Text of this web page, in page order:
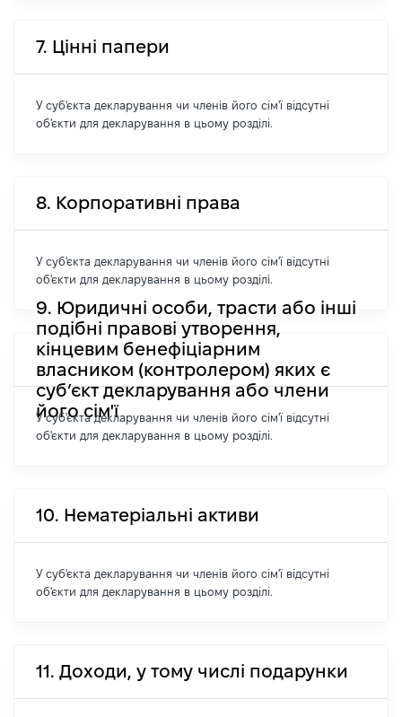
7. Цінні папери
У суб'єкта декларування чи членів його сім'ї відсутні
об'єкти для декларування в цьому розділі.
8. Корпоративні права
У суб'єкта декларування чи членів його сім'ї відсутні
об'єкти для декларування в цьому розділі.
9. Юридичні особи, трасти або інші
подібні правові утворення,
кінцевим бенефіціарним
власником (контролером) яких є
суб’єкт декларування або члени
його сім'ї
У суб'єкта декларування чи членів його сім'ї відсутні
об'єкти для декларування в цьому розділі.
10. Нематеріальні активи
У суб'єкта декларування чи членів його сім'ї відсутні
об'єкти для декларування в цьому розділі.
11. Доходи, у тому числі подарунки